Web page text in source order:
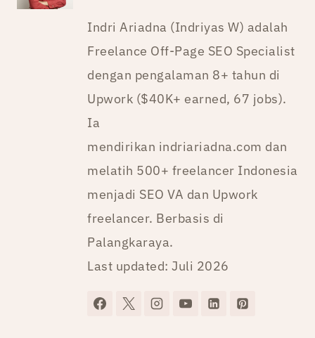
Indri Ariadna (Indriyas W) adalah
Freelance Off-Page SEO Specialist
dengan pengalaman 8+ tahun di
Upwork ($40K+ earned, 67 jobs).
Ia
mendirikan indriariadna.com dan
melatih 500+ freelancer Indonesia
menjadi SEO VA dan Upwork
freelancer. Berbasis di
Palangkaraya.
Last updated: Juli 2026